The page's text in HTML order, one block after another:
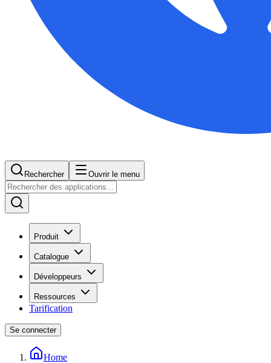
Rechercher Ouvrir le menu
Produit
Catalogue
Développeurs
Ressources
Tarification
Se connecter
Home